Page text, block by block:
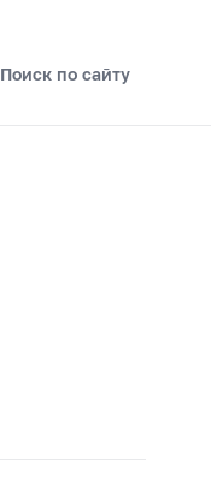
Поиск по сайту